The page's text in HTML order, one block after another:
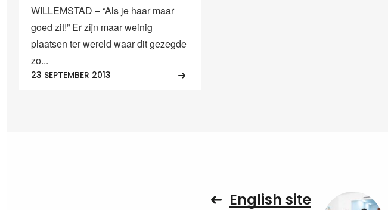
WILLEMSTAD – “Als je haar maar
goed zit!” Er zijn maar weinig
plaatsen ter wereld waar dit gezegde
zo...
23 SEPTEMBER 2013
English site